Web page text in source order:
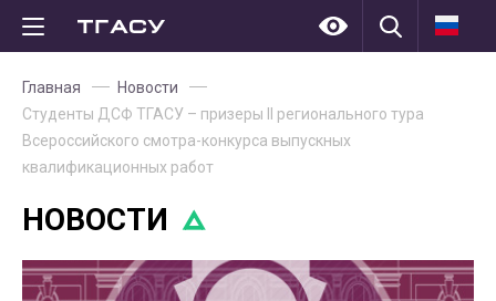
Главная
Новости
Студенты ДСФ ТГАСУ – призеры II регионального тура
Всероссийского смотра-конкурса выпускных
квалификационных работ
НОВОСТИ